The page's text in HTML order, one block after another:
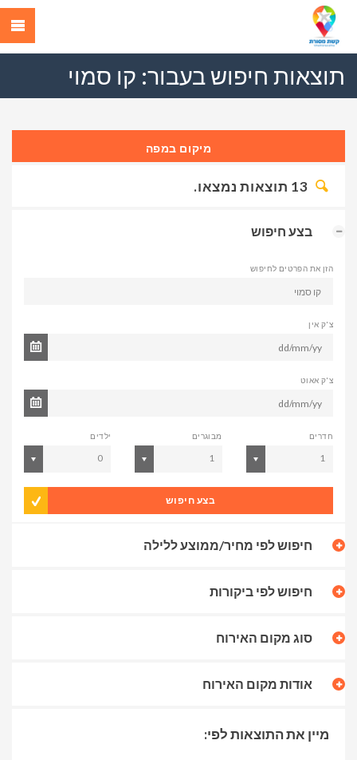
תוצאות חיפוש בעבור: קו סמוי
מיקום במפה
13 תוצאות נמצאו.
בצע חיפוש
הזן את הפרטים לחיפוש
צ'ק אין
צ'ק אאוט
חדרים
1
מבוגרים
1
ילדים
0
בצע חיפוש
חיפוש לפי מחיר/ממוצע ללילה
חיפוש לפי ביקורות
סוג מקום האירוח
אודות מקום האירוח
מיין את התוצאות לפי: